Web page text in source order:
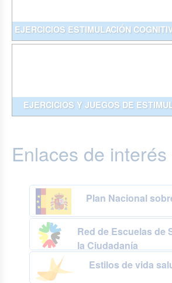
EJERCICIOS ESTIMULACIÓN
EJERCICIOS Y JUEGOS DE
Enlaces de interés
Plan Nacional
Red de Escuelas de
la Ciudadanía
Estilos de vida